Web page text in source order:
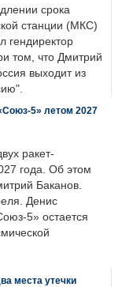
срока
станции (МКС)
гендиректор
том, что Дмитрий
выходит из
5» летом 2027
ракет-
года. Об этом
Баканов.
Денис
5» остается
места утечки